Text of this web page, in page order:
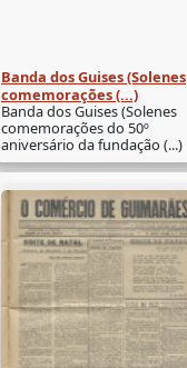
Banda dos Guises (Solenes
comemorações (...)
Banda dos Guises (Solenes
comemorações do 50º
aniversário da fundação (...)